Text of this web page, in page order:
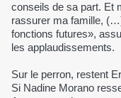
conseils de sa part. Et
rassurer ma famille,
fonctions futures»,
les applaudissements.
Sur le perron, restent
Si Nadine Morano